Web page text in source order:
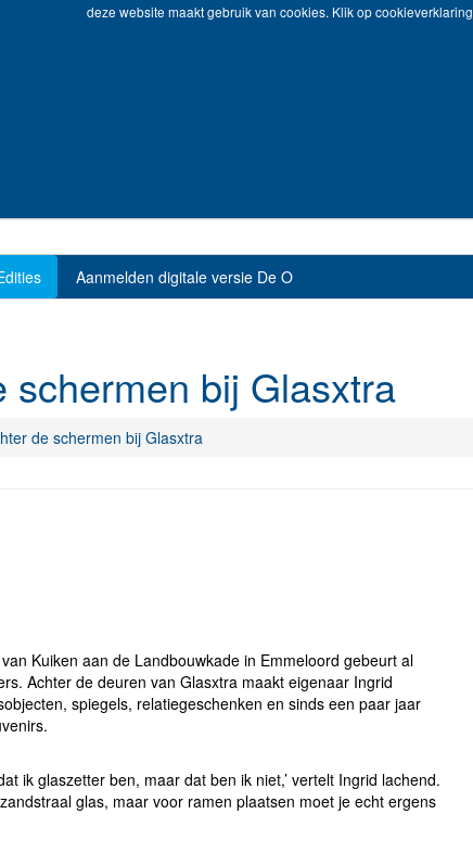
deze website maakt gebruik van cookies. Klik opcookieverklaring
Aanmelden digitale versie De O
schermen bij Glasxtra
de schermen bij Glasxtra
Kuiken aan de Landbouwkade in Emmeloord gebeurt al
Achter de deuren van Glasxtra maakt eigenaar Ingrid
spiegels, relatiegeschenken en sinds een paar jaar
ik glaszetter ben, maar dat ben ik niet,’ vertelt Ingrid lachend.
glas, maar voor ramen plaatsen moet je echt ergens